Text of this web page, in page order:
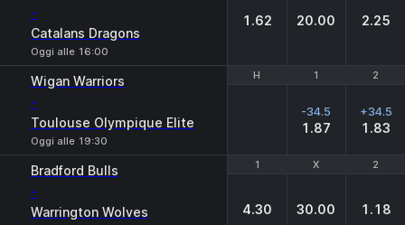
-
Catalans Dragons
Oggi alle 16:00
1.62 20.00 2.25
H 1 2
Wigan Warriors
-
Toulouse Olympique Elite
Oggi alle 19:30
H 1 2
-34.5
1.87
+34.5
1.83
1 X 2
Bradford Bulls
-
Warrington Wolves
1 X 2
4.30 30.00 1.18